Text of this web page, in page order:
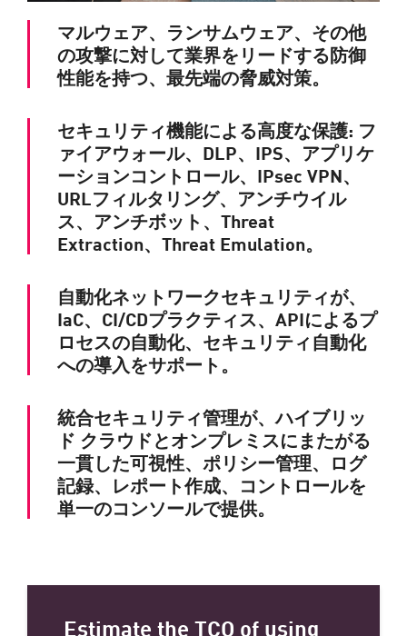
マルウェア、ランサムウェア、その他
の攻撃に対して業界をリードする防御
性能を持つ、最先端の脅威対策。
セキュリティ機能による高度な保護: フ
ァイアウォール、DLP、IPS、アプリケ
ーションコントロール、IPsec VPN、
URLフィルタリング、アンチウイル
ス、アンチボット、Threat
Extraction、Threat Emulation。
自動化ネットワークセキュリティが、
IaC、CI/CDプラクティス、APIによるプ
ロセスの自動化、セキュリティ自動化
への導入をサポート。
統合セキュリティ管理が、ハイブリッ
ド クラウドとオンプレミスにまたがる
一貫した可視性、ポリシー管理、ログ
記録、レポート作成、コントロールを
単一のコンソールで提供。
Estimate the TCO of using